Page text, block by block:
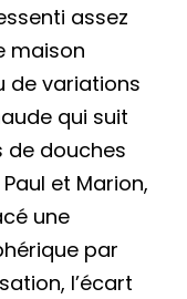
assez
maison
de variations
qui suit
de douches
et Marion,
une
par
l’écart